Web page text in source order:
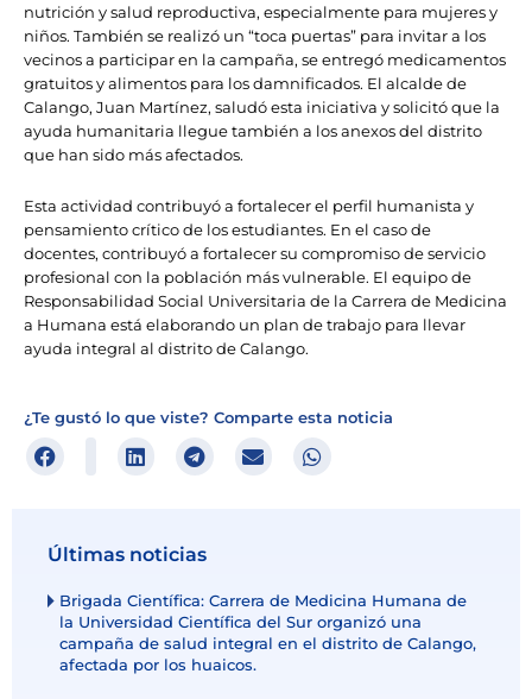
nutrición y salud reproductiva, especialmente para mujeres y
niños. También se realizó un “toca puertas” para invitar a los
vecinos a participar en la campaña, se entregó medicamentos
gratuitos y alimentos para los damnificados. El alcalde de
Calango, Juan Martínez, saludó esta iniciativa y solicitó que la
ayuda humanitaria llegue también a los anexos del distrito
que han sido más afectados.
Esta actividad contribuyó a fortalecer el perfil humanista y
pensamiento crítico de los estudiantes. En el caso de
docentes, contribuyó a fortalecer su compromiso de servicio
profesional con la población más vulnerable. El equipo de
Responsabilidad Social Universitaria de la Carrera de Medicina
a Humana está elaborando un plan de trabajo para llevar
ayuda integral al distrito de Calango.
¿Te gustó lo que viste? Comparte esta noticia
Últimas noticias
Brigada Científica: Carrera de Medicina Humana de
la Universidad Científica del Sur organizó una
campaña de salud integral en el distrito de Calango,
afectada por los huaicos.